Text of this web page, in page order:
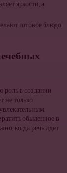
яркости, а
готовое блюдо
роль в создании
не только
обыденное в
когда речь идет